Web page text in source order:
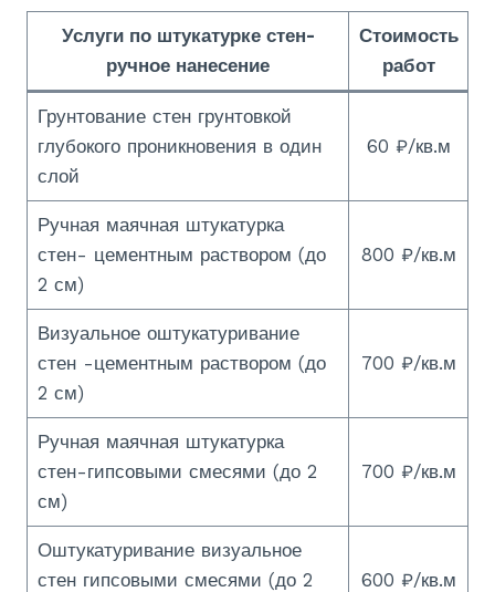
Услуги по штукатурке стен-
ручное нанесение
Стоимость
работ
Грунтование стен грунтовкой
глубокого проникновения в один
слой
60 ₽/кв.м
Ручная маячная штукатурка
стен- цементным раствором (до
2 см)
800 ₽/кв.м
Визуальное оштукатуривание
стен -цементным раствором (до
2 см)
700 ₽/кв.м
Ручная маячная штукатурка
стен-гипсовыми смесями (до 2
см)
700 ₽/кв.м
Оштукатуривание визуальное
стен гипсовыми смесями (до 2
600 ₽/кв.м